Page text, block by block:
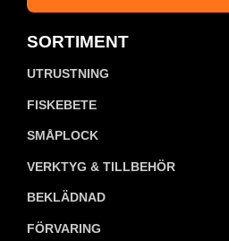
SORTIMENT
UTRUSTNING
FISKEBETE
SMÅPLOCK
VERKTYG & TILLBEHÖR
BEKLÄDNAD
FÖRVARING